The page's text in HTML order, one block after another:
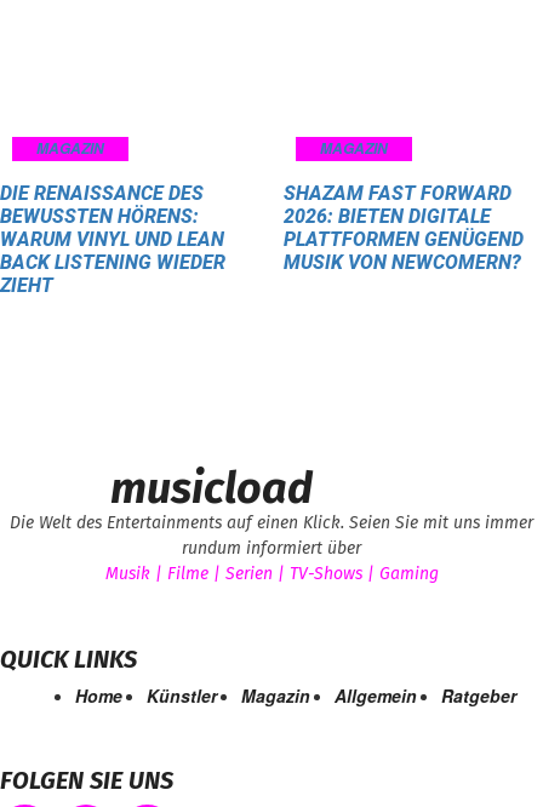
MAGAZIN
DIE RENAISSANCE DES
BEWUSSTEN HÖRENS:
WARUM VINYL UND LEAN
BACK LISTENING WIEDER
ZIEHT
MAGAZIN
SHAZAM FAST FORWARD
2026: BIETEN DIGITALE
PLATTFORMEN GENÜGEND
MUSIK VON NEWCOMERN?
musicload
Die Welt des Entertainments auf einen Klick. Seien Sie mit uns immer
rundum informiert über
Musik | Filme | Serien | TV-Shows | Gaming
QUICK LINKS
Home Künstler Magazin Allgemein Ratgeber
FOLGEN SIE UNS